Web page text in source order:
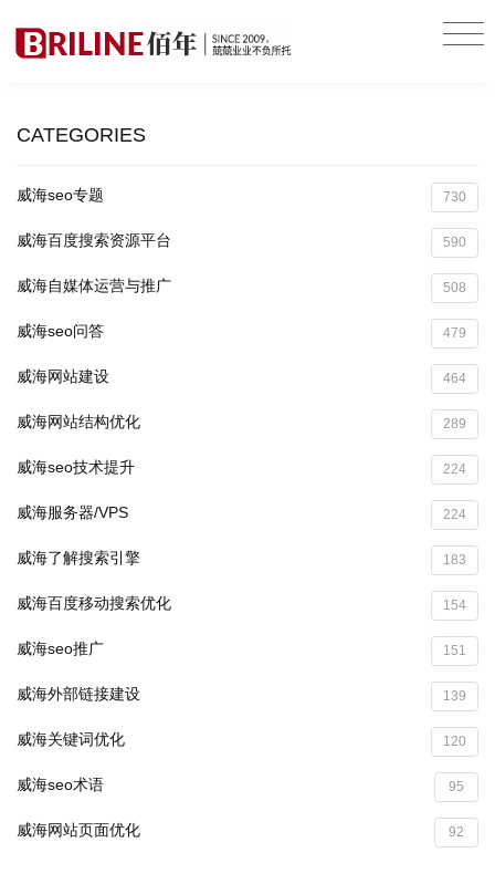
CATEGORIES
威海seo专题 730
威海百度搜索资源平台 590
威海自媒体运营与推广 508
威海seo问答 479
威海网站建设 464
威海网站结构优化 289
威海seo技术提升 224
威海服务器/VPS 224
威海了解搜索引擎 183
威海百度移动搜索优化 154
威海seo推广 151
威海外部链接建设 139
威海关键词优化 120
威海seo术语 95
威海网站页面优化 92